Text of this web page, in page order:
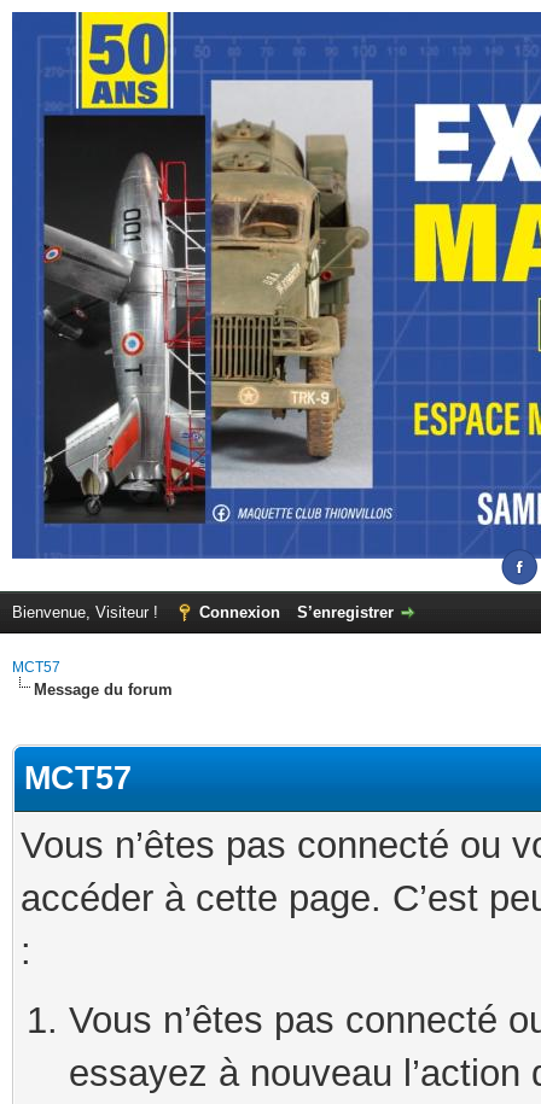
Bienvenue, Visiteur ! Connexion S’enregistrer
MCT57
Message du forum
MCT57
Vous n’êtes pas connecté ou
accéder à cette page. C’est
:
Vous n’êtes pas connecté
essayez à nouveau